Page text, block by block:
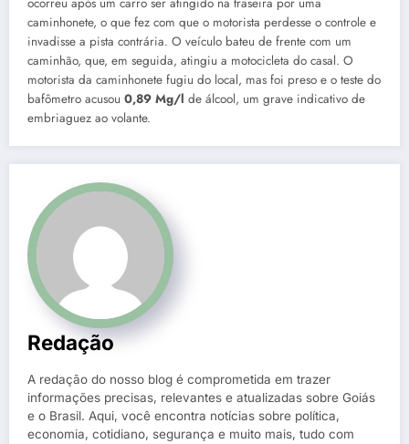
caminhonete, o que fez com que o motorista perdesse o controle e
invadisse a pista contrária. O veículo bateu de frente com um
caminhão, que, em seguida, atingiu a motocicleta do casal. O
motorista da caminhonete fugiu do local, mas foi preso e o teste do
bafômetro acusou 0,89 Mg/l de álcool, um grave indicativo de
embriaguez ao volante.
Redação
A redação do nosso blog é comprometida em trazer
informações precisas, relevantes e atualizadas sobre Goiás
e o Brasil. Aqui, você encontra notícias sobre política,
economia, cotidiano, segurança e muito mais, tudo com